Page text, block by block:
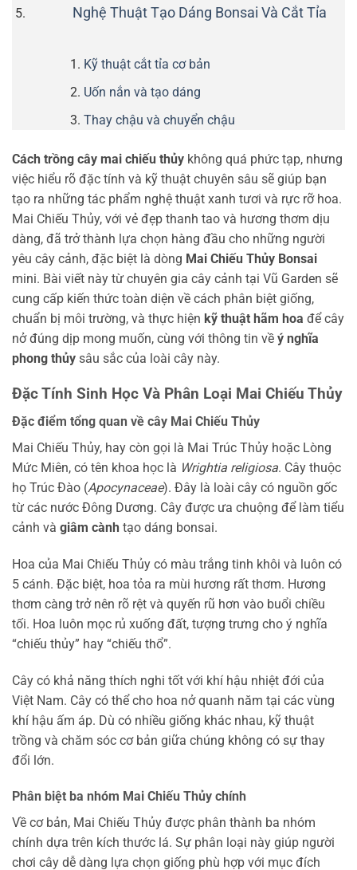
Nghệ Thuật Tạo Dáng Bonsai Và Cắt Tỉa
Kỹ thuật cắt tỉa cơ bản
Uốn nắn và tạo dáng
Thay chậu và chuyển chậu
Cách trồng cây mai chiếu thủy không quá phức tạp, nhưng
việc hiểu rõ đặc tính và kỹ thuật chuyên sâu sẽ giúp bạn
tạo ra những tác phẩm nghệ thuật xanh tươi và rực rỡ hoa.
Mai Chiếu Thủy, với vẻ đẹp thanh tao và hương thơm dịu
dàng, đã trở thành lựa chọn hàng đầu cho những người
yêu cây cảnh, đặc biệt là dòng Mai Chiếu Thủy Bonsai
mini. Bài viết này từ chuyên gia cây cảnh tại Vũ Garden sẽ
cung cấp kiến thức toàn diện về cách phân biệt giống,
chuẩn bị môi trường, và thực hiện kỹ thuật hãm hoa để cây
nở đúng dịp mong muốn, cùng với thông tin về ý nghĩa
phong thủy sâu sắc của loài cây này.
Đặc Tính Sinh Học Và Phân Loại Mai Chiếu Thủy
Đặc điểm tổng quan về cây Mai Chiếu Thủy
Mai Chiếu Thủy, hay còn gọi là Mai Trúc Thủy hoặc Lòng
Mức Miên, có tên khoa học là Wrightia religiosa. Cây thuộc
họ Trúc Đào (Apocynaceae). Đây là loài cây có nguồn gốc
từ các nước Đông Dương. Cây được ưa chuộng để làm tiểu
cảnh và giâm cành tạo dáng bonsai.
Hoa của Mai Chiếu Thủy có màu trắng tinh khôi và luôn có
5 cánh. Đặc biệt, hoa tỏa ra mùi hương rất thơm. Hương
thơm càng trở nên rõ rệt và quyến rũ hơn vào buổi chiều
tối. Hoa luôn mọc rủ xuống đất, tượng trưng cho ý nghĩa
“chiếu thủy” hay “chiếu thổ”.
Cây có khả năng thích nghi tốt với khí hậu nhiệt đới của
Việt Nam. Cây có thể cho hoa nở quanh năm tại các vùng
khí hậu ấm áp. Dù có nhiều giống khác nhau, kỹ thuật
trồng và chăm sóc cơ bản giữa chúng không có sự thay
đổi lớn.
Phân biệt ba nhóm Mai Chiếu Thủy chính
Về cơ bản, Mai Chiếu Thủy được phân thành ba nhóm
chính dựa trên kích thước lá. Sự phân loại này giúp người
chơi cây dễ dàng lựa chọn giống phù hợp với mục đích